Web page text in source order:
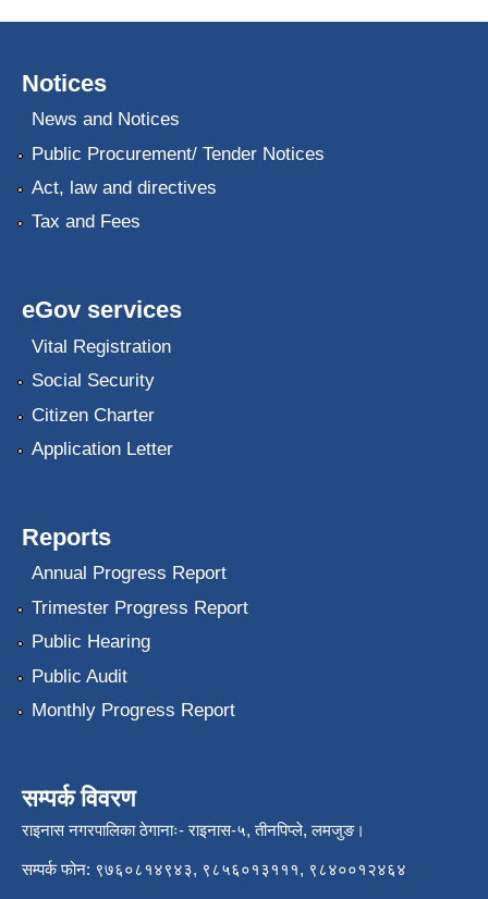
Notices
News and Notices
Public Procurement/ Tender Notices
Act, law and directives
Tax and Fees
eGov services
Vital Registration
Social Security
Citizen Charter
Application Letter
Reports
Annual Progress Report
Trimester Progress Report
Public Hearing
Public Audit
Monthly Progress Report
सम्पर्क विवरण
राइनास नगरपालिका ठेगानाः- राइनास-५, तीनपिप्ले, लमजुङ।
सम्पर्क फोन: ९७६०८१४९४३, ९८५६०१३१११, ९८४००१२४६४